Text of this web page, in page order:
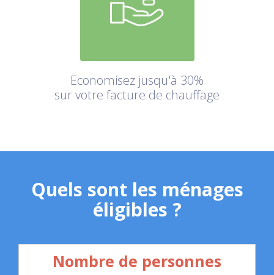
Economisez jusqu'à 30%
sur votre facture de chauffage
Quels sont les ménages
éligibles ?